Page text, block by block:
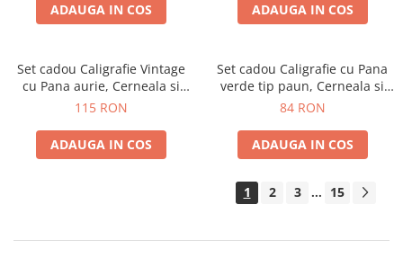
ADAUGA IN COS ADAUGA IN COS
Set cadou Caligrafie Vintage
cu Pana aurie, Cerneala si
Stampila, 5 piese
115 RON
ADAUGA IN COS
Set cadou Caligrafie cu Pana
verde tip paun, Cerneala si
Cutie Vintage, 3 piese
84 RON
ADAUGA IN COS
1 2 3 ... 15